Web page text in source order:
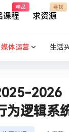
课程
精品
求资源
寻找
媒体运营 生活
2026
为逻辑系